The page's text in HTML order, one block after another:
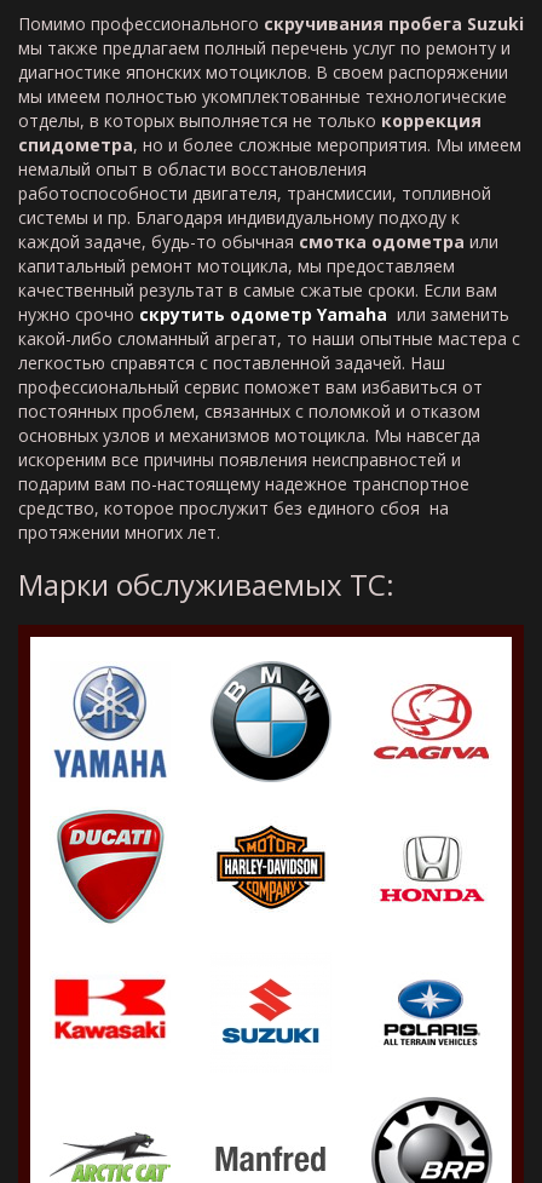
Помимо профессионального скручивания пробега Suzuki
мы также предлагаем полный перечень услуг по ремонту и
диагностике японских мотоциклов. В своем распоряжении
мы имеем полностью укомплектованные технологические
отделы, в которых выполняется не только коррекция
спидометра, но и более сложные мероприятия. Мы имеем
немалый опыт в области восстановления
работоспособности двигателя, трансмиссии, топливной
системы и пр. Благодаря индивидуальному подходу к
каждой задаче, будь-то обычная смотка одометра или
капитальный ремонт мотоцикла, мы предоставляем
качественный результат в самые сжатые сроки. Если вам
нужно срочно скрутить одометр Yamaha или заменить
какой-либо сломанный агрегат, то наши опытные мастера с
легкостью справятся с поставленной задачей. Наш
профессиональный сервис поможет вам избавиться от
постоянных проблем, связанных с поломкой и отказом
основных узлов и механизмов мотоцикла. Мы навсегда
искореним все причины появления неисправностей и
подарим вам по-настоящему надежное транспортное
средство, которое прослужит без единого сбоя на
протяжении многих лет.
Марки обслуживаемых ТС: